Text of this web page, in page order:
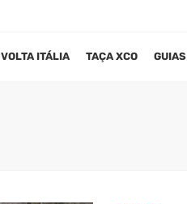
VOLTA ITÁLIA TAÇA XCO GUIAS